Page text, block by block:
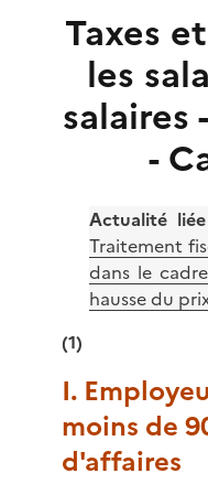
Taxes
les
salaires
-
Actualité liée
Traitement
dans le
hausse du
(1)
I.
moins de
d'affaires